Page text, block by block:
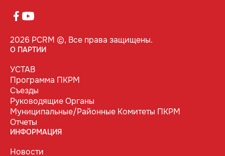
2026 PCRM ©, Все права защищены.
О ПАРТИИ
УСТАВ
Программа ПКРМ
Съезды
Руководящие Органы
Муниципальные/Районные Комитеты ПКРМ
Отчеты
ИНФОРМАЦИЯ
Новости